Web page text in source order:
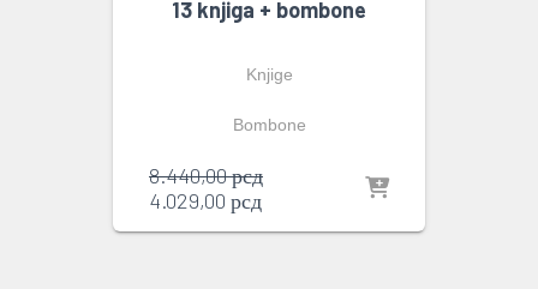
13 knjiga + bombone
Knjige
Bombone
8.440,00рсдOriginalna
4.029,00 рсдTrenutna